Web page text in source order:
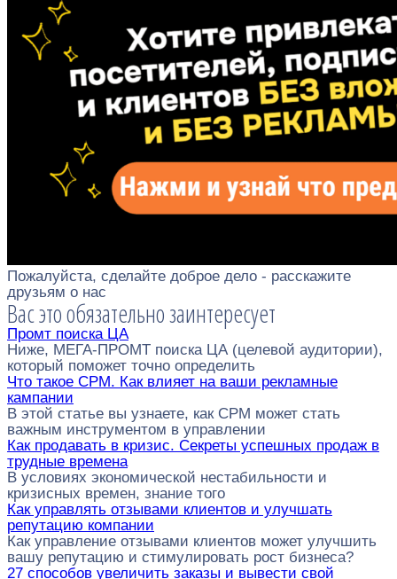
Пожалуйста, сделайте доброе дело - расскажите
друзьям о нас
Вас это обязательно заинтересует
Промт поиска ЦА
Ниже, МЕГА-ПРОМТ поиска ЦА (целевой аудитории),
который поможет точно определить
Что такое CPM. Как влияет на ваши рекламные
кампании
В этой статье вы узнаете, как CPM может стать
важным инструментом в управлении
Как продавать в кризис. Секреты успешных продаж в
трудные времена
В условиях экономической нестабильности и
кризисных времен, знание того
Как управлять отзывами клиентов и улучшать
репутацию компании
Как управление отзывами клиентов может улучшить
вашу репутацию и стимулировать рост бизнеса?
27 способов увеличить заказы и вывести свой